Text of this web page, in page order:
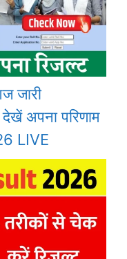
जारी
अपना परिणाम
LIVE